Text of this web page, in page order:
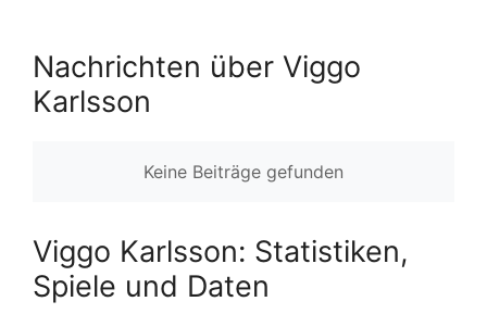
Nachrichten über Viggo
Karlsson
Keine Beiträge gefunden
Viggo Karlsson: Statistiken,
Spiele und Daten